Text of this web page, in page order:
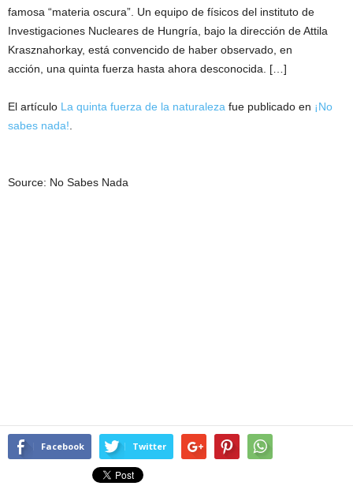
famosa “materia oscura”. Un equipo de físicos del instituto de
Investigaciones Nucleares de Hungría, bajo la dirección de Attila
Krasznahorkay, está convencido de haber observado, en
acción, una quinta fuerza hasta ahora desconocida. […]
El artículo La quinta fuerza de la naturaleza fue publicado en ¡No
sabes nada!
Source: No Sabes Nada
Facebook Twitter